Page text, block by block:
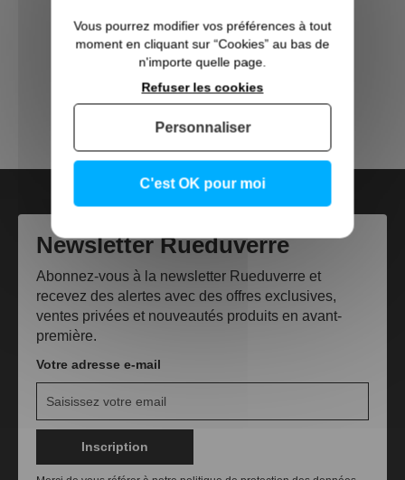
Made in France
Trouvez un Vitrier
L'Abécédaire du verre
Newsletter Rueduverre
Abonnez-vous à la newsletter Rueduverre et
recevez des alertes avec des offres exclusives,
ventes privées et nouveautés produits en avant-
première.
Votre adresse e-mail
Inscription
Vous pourrez modifier vos préférences à tout
moment en cliquant sur “Cookies” au bas de
n'importe quelle page.
C'est OK pour moi
Refuser les cookies
Personnaliser